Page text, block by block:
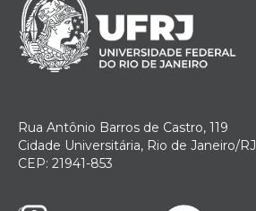
Rua Antônio Barros de Castro, 119
Cidade Universitária, Rio de Janeiro/RJ
CEP: 21941-853